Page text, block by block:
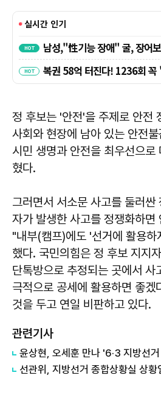
정 후보는 '안전'을 주제로 안전
사회와 현장에 남아 있는 안전
시민 생명과 안전을 최우선으로
혔다.
그러면서 서소문 사고를 둘러싼
자가 발생한 사고를 정쟁화하면
"내부(캠프)에도 '선거에 활용
했다. 국민의힘은 정 후보 지지
단톡방으로 추정되는 곳에서 사
극적으로 공세에 활용하면 좋겠
것을 두고 연일 비판하고 있다.
관련기사
윤상현, 오세훈 만나 '6·3 지방선
선관위, 지방선거 종합상황실 상황